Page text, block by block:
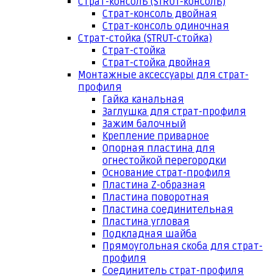
Страт-консоль двойная
Страт-консоль одиночная
Страт-стойка (STRUT-стойка)
Страт-стойка
Страт-стойка двойная
Монтажные аксессуары для страт-
профиля
Гайка канальная
Заглушка для страт-профиля
Зажим балочный
Крепление приварное
Опорная пластина для
огнестойкой перегородки
Основание страт-профиля
Пластина Z-образная
Пластина поворотная
Пластина соединительная
Пластина угловая
Подкладная шайба
Прямоугольная скоба для страт-
профиля
Соединитель страт-профиля